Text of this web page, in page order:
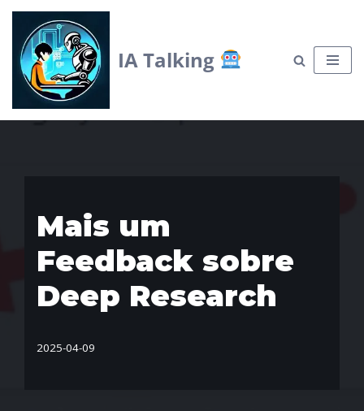
Skip
to
content
IA Talking
Mais um
Feedback sobre
Deep Research
2025-04-09